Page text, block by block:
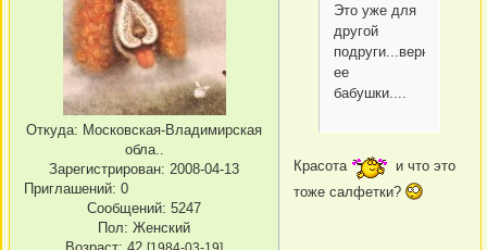
Откуда: Московская-Владимирская
обла..
Зарегистрирован: 2008-04-13
Приглашений: 0
Сообщений: 5247
Пол: Женский
Это уже для
другой
подруги...вернее
ее
бабушки....
Красота
и что это
тоже салфетки?